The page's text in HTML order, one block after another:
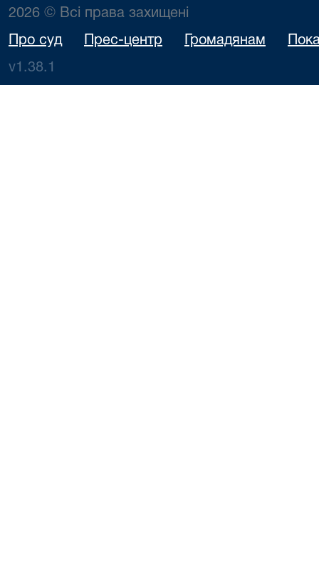
2026 © Всі права захищені
Про суд Прес-центр Громадянам
v1.38.1